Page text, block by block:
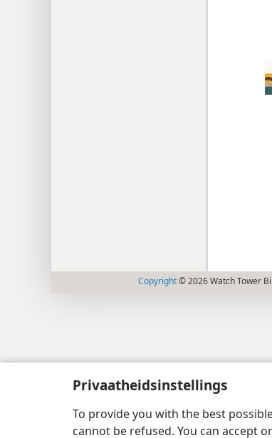
Privaatheidsinstellings
To provide you with the best
cannot be refused. You can accept
Copyright© 2026 Watch Tower